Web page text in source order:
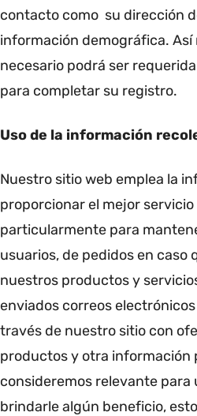
contacto como su dirección
información demográfica. Así
necesario podrá ser
para completar su registro.
Uso de la información
Nuestro sitio web emplea la
proporcionar el mejor servicio
particularmente para
usuarios, de pedidos en caso
nuestros productos y
enviados correos
través de nuestro sitio con
productos y otra información
consideremos relevante para
brindarle algún beneficio,